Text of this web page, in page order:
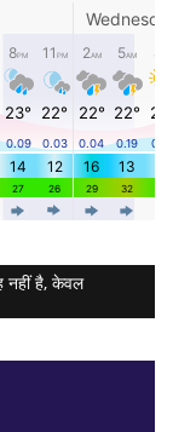
नहीं है, केवल